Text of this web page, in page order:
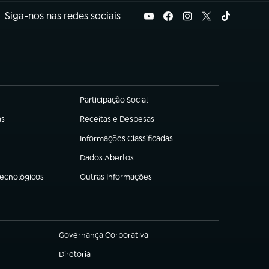
Siga-nos nas redes sociais
Participação Social
(abre em nova aba)
Receitas e Despesas
(abre em nova aba)
Informações Classificadas
(abre em nova aba)
Dados Abertos
(abre em nova aba)
Outras Informações
(abre em nova aba)
Governança Corporativa
(abre em nova aba)
Diretoria
(abre em nova aba)